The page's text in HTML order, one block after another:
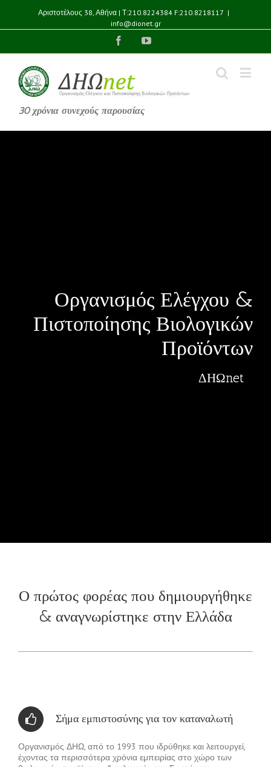
Αριστοτέλους 38, Αθήνα | Τ:210.8224384 F:210.8218117 |
info@dionet.gr
FacebookYouTube
30 χρόνια συνεχούς παρουσίας
Οργανισμός Ελέγχου &
Πιστοποίησης Βιολογικών
Προϊόντων
ΔΗΩnet
Ο πρώτος φορέας που δημιουργήθηκε
& αναγνωρίστηκε στην Ελλάδα
Σήμα εμπιστοσύνης για τον καταναλωτή
Οργανισμός ΔΗΩ, από το 1993 που ιδρύθηκε και λειτουργεί,
έχοντας τα περισσότερα χρόνια εμπειρίας στο χώρο των